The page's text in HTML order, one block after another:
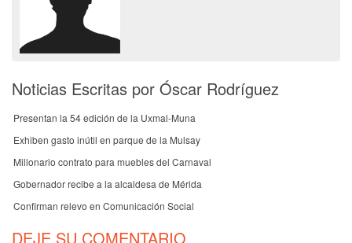
Noticias Escritas por Óscar Rodríguez
Presentan la 54 edición de la Uxmal-Muna
Exhiben gasto inútil en parque de la Mulsay
Millonario contrato para muebles del Carnaval
Gobernador recibe a la alcaldesa de Mérida
Confirman relevo en Comunicación Social
DEJE SU COMENTARIO